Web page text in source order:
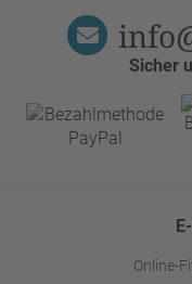
Sicher
Online-